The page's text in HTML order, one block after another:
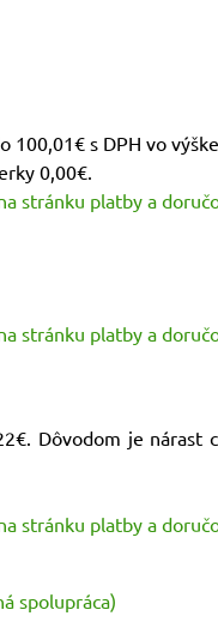
s DPH vo
0,00€.
stránku platby a
stránku platby a
Dôvodom je nárast
stránku platby a
spolupráca)